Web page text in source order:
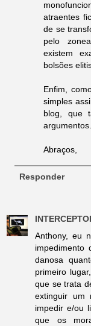
atraentes
de se
pelo
existem
bolsões
Enfim,
simples
blog, que
argumentos.
Abraços,
Responder
Anthony, eu
danosa
primeiro
que se trata
extinguir um
impedir e/ou
que os